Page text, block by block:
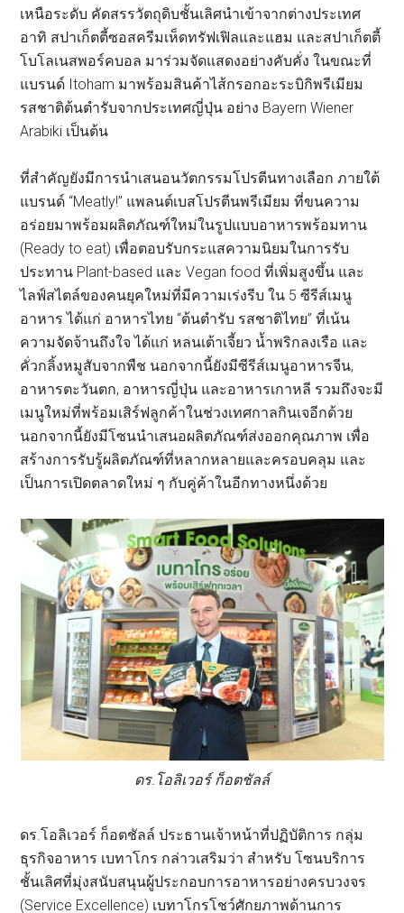
เหนือระดับ คัดสรรวัตถุดิบชั้นเลิศนำเข้าจากต่างประเทศ
อาทิ สปาเก็ตตี้ซอสครีมเห็ดทรัฟเฟิลและแฮม และสปาเก็ตตี้
โบโลเนสพอร์คบอล มาร่วมจัดแสดงอย่างคับคั่ง ในขณะที่
แบรนด์ Itoham มาพร้อมสินค้าไส้กรอกอะระบิกิพรีเมียม
รสชาติต้นตำรับจากประเทศญี่ปุ่น อย่าง Bayern Wiener
Arabiki เป็นต้น
ที่สำคัญยังมีการนำเสนอนวัตกรรมโปรตีนทางเลือก ภายใต้
แบรนด์ “Meatly!” แพลนต์เบสโปรตีนพรีเมียม ที่ขนความ
อร่อยมาพร้อมผลิตภัณฑ์ใหม่ในรูปแบบอาหารพร้อมทาน
(Ready to eat) เพื่อตอบรับกระแสความนิยมในการรับ
ประทาน Plant-based และ Vegan food ที่เพิ่มสูงขึ้น และ
ไลฟ์สไตล์ของคนยุคใหม่ที่มีความเร่งรีบ ใน 5 ซีรีส์เมนู
อาหาร ได้แก่ อาหารไทย “ต้นตำรับ รสชาติไทย” ที่เน้น
ความจัดจ้านถึงใจ ได้แก่ หลนเต้าเจี้ยว น้ำพริกลงเรือ และ
คั่วกลิ้งหมูสับจากพืช นอกจากนี้ยังมีซีรีส์เมนูอาหารจีน,
อาหารตะวันตก, อาหารญี่ปุ่น และอาหารเกาหลี รวมถึงจะมี
เมนูใหม่ที่พร้อมเสิร์ฟลูกค้าในช่วงเทศกาลกินเจอีกด้วย
นอกจากนี้ยังมีโซนนำเสนอผลิตภัณฑ์ส่งออกคุณภาพ เพื่อ
สร้างการรับรู้ผลิตภัณฑ์ที่หลากหลายและครอบคลุม และ
เป็นการเปิดตลาดใหม่ ๆ กับคู่ค้าในอีกทางหนึ่งด้วย
ดร.โอลิเวอร์ ก็อตชัลล์
ดร.โอลิเวอร์ ก็อตชัลล์ ประธานเจ้าหน้าที่ปฏิบัติการ กลุ่ม
ธุรกิจอาหาร เบทาโกร กล่าวเสริมว่า สำหรับ โซนบริการ
ชั้นเลิศที่มุ่งสนับสนุนผู้ประกอบการอาหารอย่างครบวงจร
(Service Excellence) เบทาโกรโชว์ศักยภาพด้านการ